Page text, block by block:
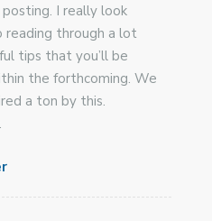
I really look
through a lot
tips that you’ll be
the forthcoming. We
a ton by this.